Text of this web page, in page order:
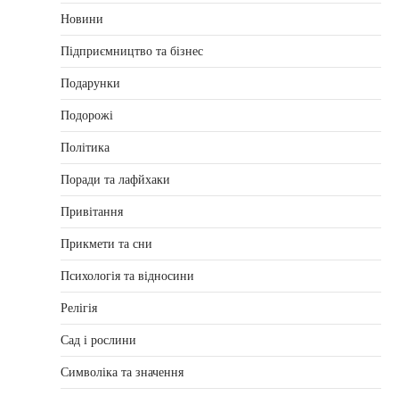
Новини
Підприємництво та бізнес
Подарунки
Подорожі
Політика
Поради та лафйхаки
Привітання
Прикмети та сни
Психологія та відносини
Релігія
Сад і рослини
Символіка та значення